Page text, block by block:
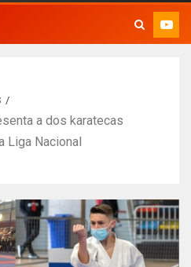
a dos karatecas
Liga Nacional